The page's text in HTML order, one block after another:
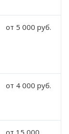
от 5 000 руб.
от 4 000 руб.
от 15 000